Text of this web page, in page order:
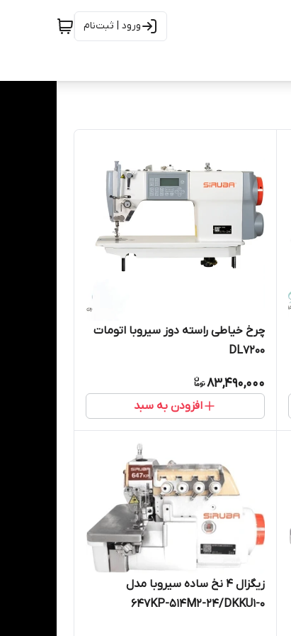
ورود | ثبت‌نام
چرخ خیاطی راسته دوز سیروبا اتومات
DL7200
83,490,000
افزودن به سبد
زیگزال 4 نخ ساده سیروبا مدل
647KP-514M2-24/DKKU1-0